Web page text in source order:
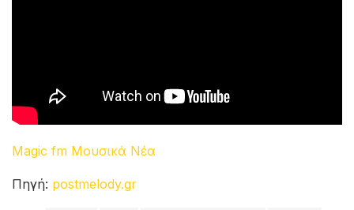
Magic fm Μουσικά Νέα
Πηγή: postmelody.gr